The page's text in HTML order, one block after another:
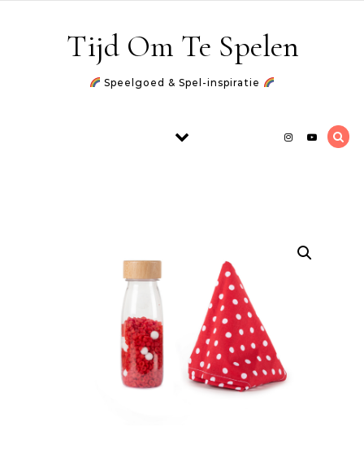
Tijd Om Te Spelen
Speelgoed & Spel-inspiratie